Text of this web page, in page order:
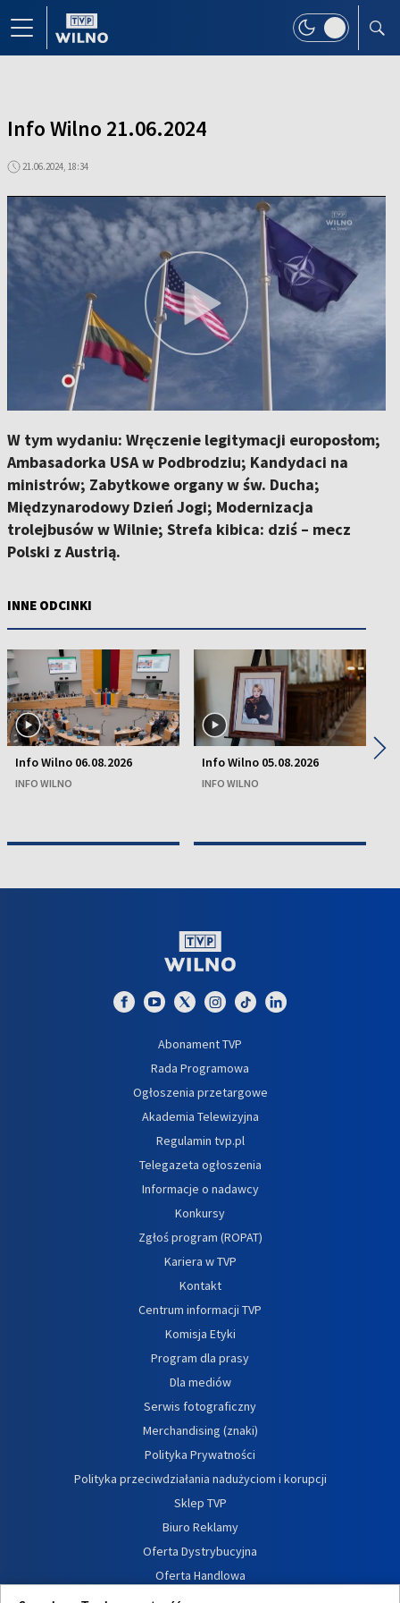
Info Wilno 21.06.2024
21.06.2024, 18:34
W tym wydaniu: Wręczenie legitymacji europosłom;
Ambasadorka USA w Podbrodziu; Kandydaci na
ministrów; Zabytkowe organy w św. Ducha;
Międzynarodowy Dzień Jogi; Modernizacja
trolejbusów w Wilnie; Strefa kibica: dziś – mecz
Polski z Austrią.
INNE ODCINKI
Info Wilno 06.08.2026
INFO WILNO
Info Wilno 05.08.2026
INFO WILNO
▶
Abonament TVP
Rada Programowa
Ogłoszenia przetargowe
Akademia Telewizyjna
Regulamin tvp.pl
Telegazeta ogłoszenia
Informacje o nadawcy
Konkursy
Zgłoś program (ROPAT)
Kariera w TVP
Kontakt
Centrum informacji TVP
Komisja Etyki
Program dla prasy
Dla mediów
Serwis fotograficzny
Merchandising (znaki)
Polityka Prywatności
Polityka przeciwdziałania nadużyciom i korupcji
Sklep TVP
Biuro Reklamy
Oferta Dystrybucyjna
Oferta Handlowa
Dostępność